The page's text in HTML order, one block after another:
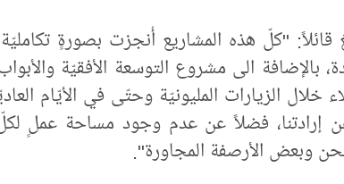
قائلاً: "كلّ هذه المشاريع أُنجزت بصورةٍ
بالإضافة الى مشروع التوسعة الأفقيّة
خلال الزيارات المليونيّة وحتّى في الأيّام
إرادتنا، فضلاً عن عدم وجود مساحة عملٍ
وبعض الأرصفة المجاورة".